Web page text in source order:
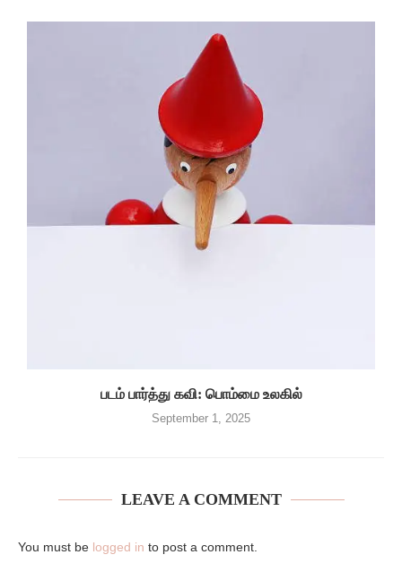
படம் பார்த்து கவி: பொம்மை உலகில்
September 1, 2025
LEAVE A COMMENT
You must be logged in to post a comment.